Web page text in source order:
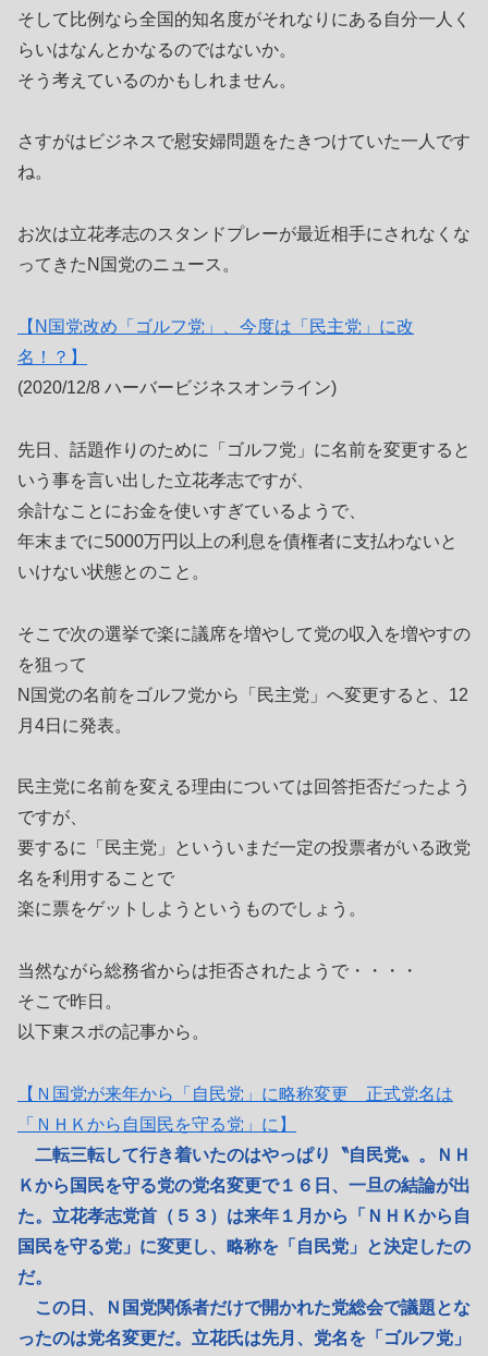
そして比例なら全国的知名度がそれなりにある自分一人く
らいはなんとかなるのではないか。
そう考えているのかもしれません。
さすがはビジネスで慰安婦問題をたきつけていた一人です
ね。
お次は立花孝志のスタンドプレーが最近相手にされなくな
ってきたN国党のニュース。
【N国党改め「ゴルフ党」、今度は「民主党」に改
名！？】
(2020/12/8 ハーバービジネスオンライン)
先日、話題作りのために「ゴルフ党」に名前を変更すると
いう事を言い出した立花孝志ですが、
余計なことにお金を使いすぎているようで、
年末までに5000万円以上の利息を債権者に支払わないと
いけない状態とのこと。
そこで次の選挙で楽に議席を増やして党の収入を増やすの
を狙って
N国党の名前をゴルフ党から「民主党」へ変更すると、12
月4日に発表。
民主党に名前を変える理由については回答拒否だったよう
ですが、
要するに「民主党」といういまだ一定の投票者がいる政党
名を利用することで
楽に票をゲットしようというものでしょう。
当然ながら総務省からは拒否されたようで・・・・
そこで昨日。
以下東スポの記事から。
【Ｎ国党が来年から「自民党」に略称変更 正式党名は
「ＮＨＫから自国民を守る党」に】
二転三転して行き着いたのはやっぱり〝自民党〟。ＮＨ
Ｋから国民を守る党の党名変更で１６日、一旦の結論が出
た。立花孝志党首（５３）は来年１月から「ＮＨＫから自
国民を守る党」に変更し、略称を「自民党」と決定したの
だ。
この日、Ｎ国党関係者だけで開かれた党総会で議題とな
ったのは党名変更だ。立花氏は先月、党名を「ゴルフ党」